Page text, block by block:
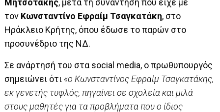
Μητσοτάκης, μετά τη συνάντηση που είχε με
τον Κωνσταντίνο Εφραίμ Τσαγκατάκη, στο
Ηράκλειο Κρήτης, όπου έδωσε το παρών στο
προσυνέδριο της ΝΔ.
Σε ανάρτησή του στα social media, ο πρωθυπουργός
σημειώνει ότι «ο Κωνσταντίνος Εφραίμ Τσαγκατάκης,
εκ γενετής τυφλός, πηγαίνει σε σχολεία και μιλά
στους μαθητές για τα προβλήματα που ο ίδιος